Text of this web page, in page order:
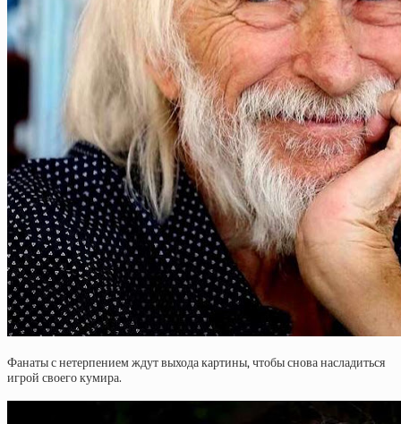
Фанаты с нетерпением ждут выхода картины, чтобы снова насладиться
игрой своего кумира.